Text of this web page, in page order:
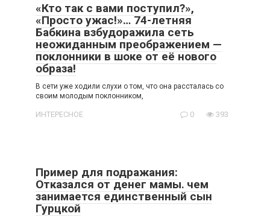
«Кто так с вами поступил?»,
«Просто ужас!»… 74-летняя
Бабкина взбудоражила сеть
неожиданным преображением —
поклонники в шоке от её нового
образа!
В сети уже ходили слухи о том, что она рассталась со
своим молодым поклонником,
ИНТЕРЕСНОЕ 0 393
Пример для подражания:
Отказался от денег мамы․ чем
занимается единственный сын
Гурцкой